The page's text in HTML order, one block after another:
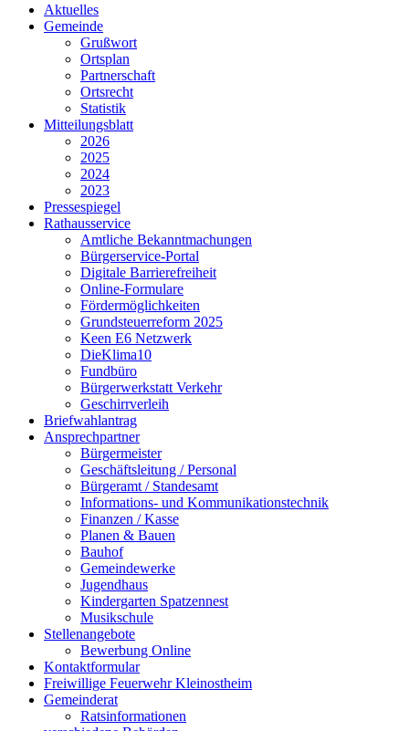
Aktuelles
Gemeinde
Grußwort
Ortsplan
Partnerschaft
Ortsrecht
Statistik
Mitteilungsblatt
2026
2025
2024
2023
Pressespiegel
Rathausservice
Amtliche Bekanntmachungen
Bürgerservice-Portal
Digitale Barrierefreiheit
Online-Formulare
Fördermöglichkeiten
Grundsteuerreform 2025
Keen E6 Netzwerk
DieKlima10
Fundbüro
Bürgerwerkstatt Verkehr
Geschirrverleih
Briefwahlantrag
Ansprechpartner
Bürgermeister
Geschäftsleitung / Personal
Bürgeramt / Standesamt
Informations- und Kommunikationstechnik
Finanzen / Kasse
Planen & Bauen
Bauhof
Gemeindewerke
Jugendhaus
Kindergarten Spatzennest
Musikschule
Stellenangebote
Bewerbung Online
Kontaktformular
Freiwillige Feuerwehr Kleinostheim
Gemeinderat
Ratsinformationen